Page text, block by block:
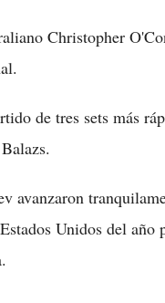
Christopher
de tres sets más
avanzaron
Unidos del año